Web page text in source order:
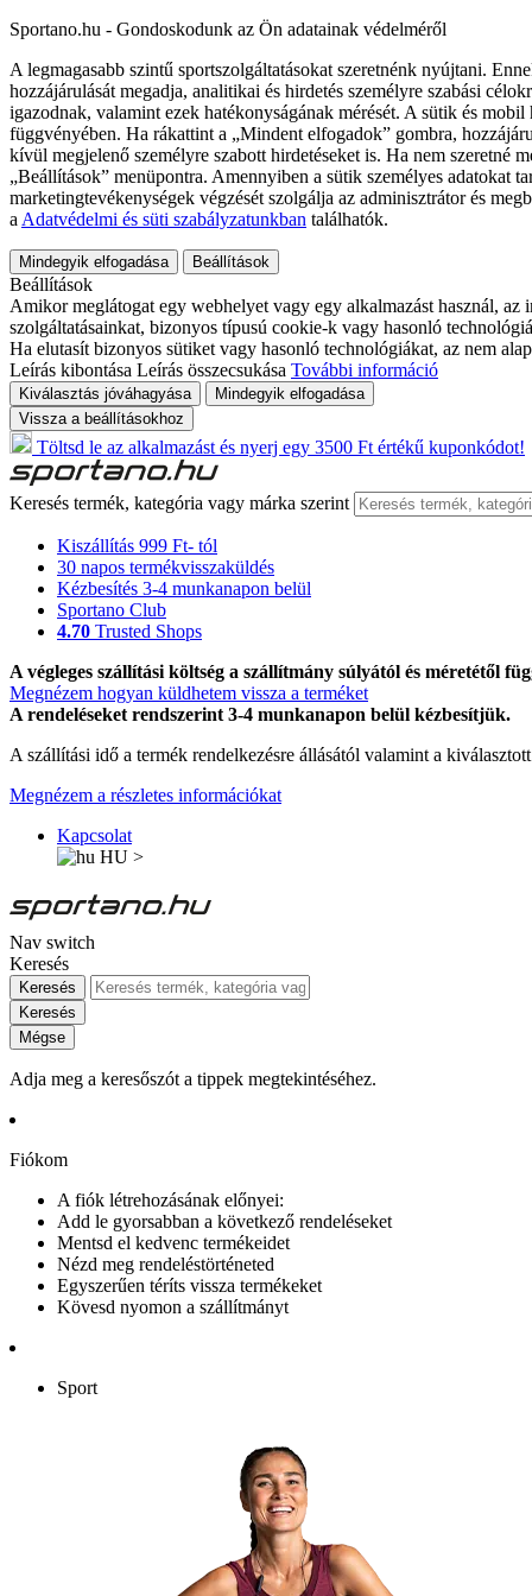
Sportano.hu - Gondoskodunk az Ön adatainak védelméről
A legmagasabb szintű sportszolgáltatásokat szeretnénk nyújtani.
hozzájárulását megadja, analitikai és hirdetés személyre szabási
igazodnak, valamint ezek hatékonyságának mérését. A sütik és
függvényében. Ha rákattint a „Mindent elfogadok” gombra,
kívül megjelenő személyre szabott hirdetéseket is. Ha nem szeretné
„Beállítások” menüpontra. Amennyiben a sütik személyes adatokat
marketingtevékenységek végzését szolgálja az adminisztrátor és
a Adatvédelmi és süti szabályzatunkban találhatók.
Mindegyik elfogadása Beállítások
Beállítások
Amikor meglátogat egy webhelyet vagy egy alkalmazást használ,
szolgáltatásainkat, bizonyos típusú cookie-k vagy hasonló
Ha elutasít bizonyos sütiket vagy hasonló technológiákat, az nem
Leírás kibontása Leírás összecsukása További információ
Kiválasztás jóváhagyása
Mindegyik elfogadása
Vissza a beállításokhoz
Töltsd le az alkalmazást és nyerj egy 3500 Ft értékű kuponkódot!
Keresés termék, kategória vagy márka szerint
Kiszállítás 999 Ft- tól
30 napos termékvisszaküldés
Kézbesítés 3-4 munkanapon belül
Sportano Club
4.70 Trusted Shops
A végleges szállítási költség a szállítmány súlyától és méretétől
Megnézem hogyan küldhetem vissza a terméket
A rendeléseket rendszerint 3-4 munkanapon belül kézbesítjük.
A szállítási idő a termék rendelkezésre állásától valamint a
Megnézem a részletes információkat
Kapcsolat
HU >
Nav switch
Keresés
Keresés
Keresés
Mégse
Adja meg a keresőszót a tippek megtekintéséhez.
Fiókom
A fiók létrehozásának előnyei:
Add le gyorsabban a következő rendeléseket
Mentsd el kedvenc termékeidet
Nézd meg rendeléstörténeted
Egyszerűen téríts vissza termékeket
Kövesd nyomon a szállítmányt
Sport